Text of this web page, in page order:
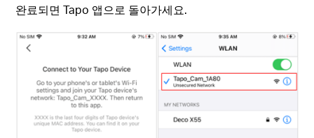
완료되면 Tapo 앱으로 돌아가세요.